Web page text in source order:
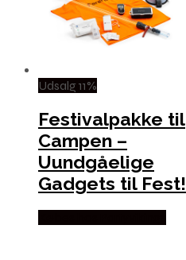
Udsalg 11%
Festivalpakke til
Campen –
Uundgåelige
Gadgets til Fest!